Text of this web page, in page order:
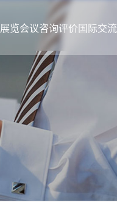
展览会议咨询评价 国际交流